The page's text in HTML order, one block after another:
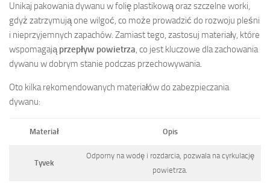
Unikaj pakowania dywanu w folię plastikową oraz szczelne worki,
gdyż zatrzymują one wilgoć, co może prowadzić do rozwoju pleśni
i nieprzyjemnych zapachów. Zamiast tego, zastosuj materiały, które
wspomagająprzepływ powietrza, co jest kluczowe dla zachowania
dywanu w dobrym stanie podczas przechowywania.
Oto kilka rekomendowanych materiałów do zabezpieczania
dywanu:
Materiał Opis
Tyvek
Odporny na wodę i rozdarcia, pozwala na cyrkulację
powietrza.